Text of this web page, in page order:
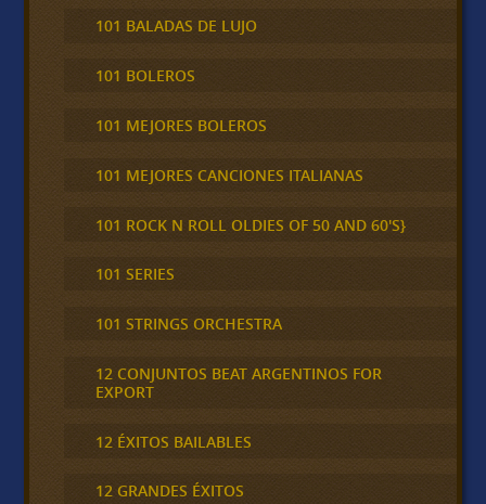
101 BALADAS DE LUJO
101 BOLEROS
101 MEJORES BOLEROS
101 MEJORES CANCIONES ITALIANAS
101 ROCK N ROLL OLDIES OF 50 AND 60'S}
101 SERIES
101 STRINGS ORCHESTRA
12 CONJUNTOS BEAT ARGENTINOS FOR
EXPORT
12 ÉXITOS BAILABLES
12 GRANDES ÉXITOS